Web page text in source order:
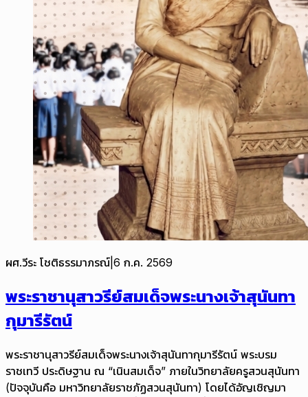
ผศ.วีระ โชติธรรมาภรณ์ 6 ก.ค. 2569
พระราชานุสาวรีย์สมเด็จพระนางเจ้าสุนันทา
กุมารีรัตน์
พระราชานุสาวรีย์สมเด็จพระนางเจ้าสุนันทากุมารีรัตน์ พระบรม
ราชเทวี ประดิษฐาน ณ “เนินสมเด็จ” ภายในวิทยาลัยครูสวนสุนันทา
(ปัจจุบันคือ มหาวิทยาลัยราชภัฏสวนสุนันทา) โดยได้อัญเชิญมา